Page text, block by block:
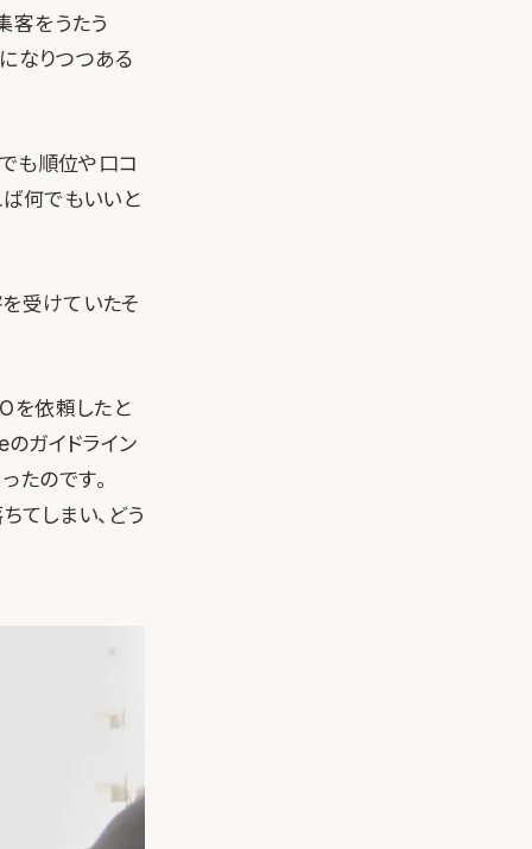
客をうたう
なりつつある
も順位や口コ
何でもいいと
受けていたそ
を依頼したと
ガイドライン
たのです。
てしまい、どう